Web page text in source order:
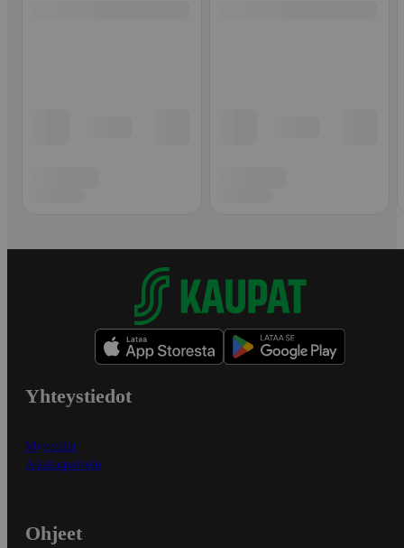
Yhteystiedot
Myymälät
Asiakaspalvelu
Ohjeet